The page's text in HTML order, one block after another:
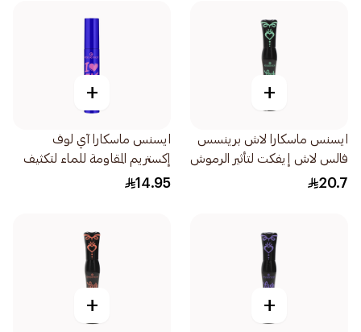
+
ايسنس ماسكارا لاش برينسس
فالس لاش إيفكت لتأثير الرموش
الاصطناعية باللون الأسود
20.7
+
ايسنس ماسكارا آي لوف
إكستريم المقاومة للماء لتكثيف
عالي ومثالي للرموش 1قطعة
14.95
+
+